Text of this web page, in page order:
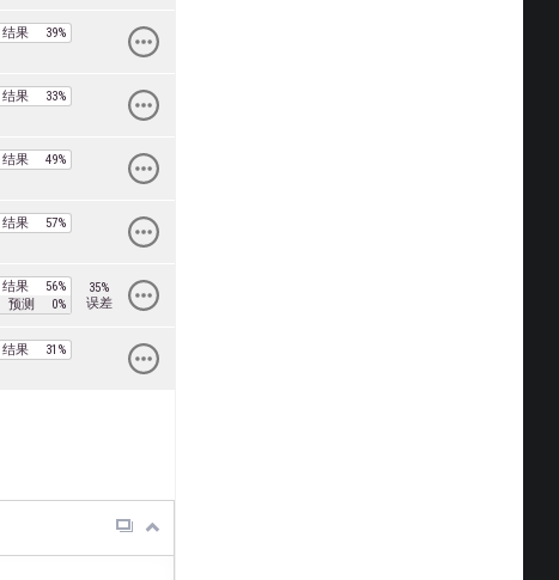
结果 39%
结果 33%
结果 49%
结果 57%
结果
56%
预测 0%
35%
误差
结果 31%